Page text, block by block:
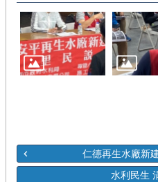
仁德再生水廠新
水利民生